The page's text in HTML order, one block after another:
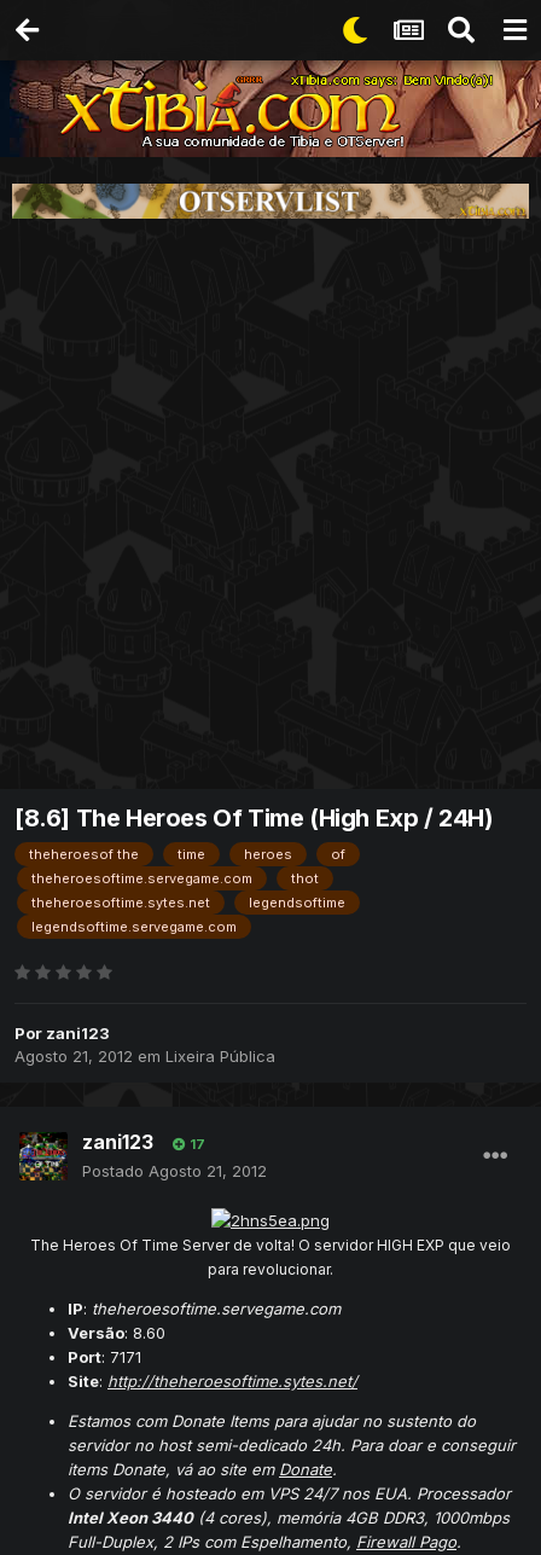
[8.6] The Heroes Of Time (High Exp / 24H)
theheroesof the time heroes
of
theheroesoftime.servegame.com
thot
theheroesoftime.sytes.net
legendsoftime
legendsoftime.servegame.com
Por zani123
Agosto 21, 2012 em Lixeira Pública
zani123 17
Postado Agosto 21, 2012
The Heroes Of Time Server de volta! O servidor HIGH EXP que veio
para revolucionar.
IP: theheroesoftime.servegame.com
Versão: 8.60
Port: 7171
Site: http://theheroesoftime.sytes.net/
Estamos com Donate Items para ajudar no sustento do
servidor no host semi-dedicado 24h. Para doar e conseguir
items Donate, vá ao site em Donate.
O servidor é hosteado em VPS 24/7 nos EUA. Processador
Intel Xeon 3440(4 cores), memória 4GB DDR3, 1000mbps
Full-Duplex, 2 IPs com Espelhamento, Firewall Pago.